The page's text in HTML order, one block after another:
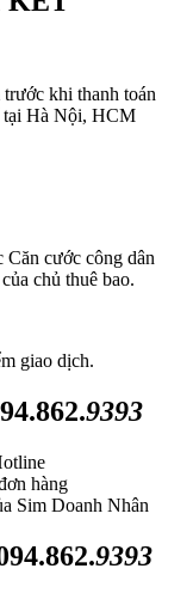
khi thanh toán
tại Hà Nội, HCM
cước công dân
chủ thuê bao.
giao dịch.
9393
hàng
Sim Doanh Nhân
9393